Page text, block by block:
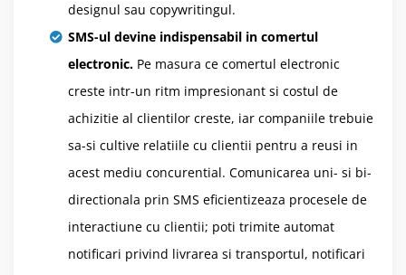
designul sau copywritingul.
SMS-ul devine indispensabil in comertul
electronic. Pe masura ce comertul electronic
creste intr-un ritm impresionant si costul de
achizitie al clientilor creste, iar companiile trebuie
sa-si cultive relatiile cu clientii pentru a reusi in
acest mediu concurential. Comunicarea uni- si bi-
directionala prin SMS eficientizeaza procesele de
interactiune cu clientii; poti trimite automat
notificari privind livrarea si transportul, notificari